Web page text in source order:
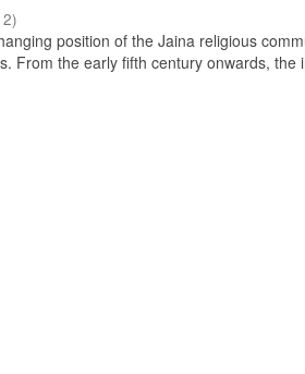
)
position of the Jaina religious
From the early fifth century onwards, the